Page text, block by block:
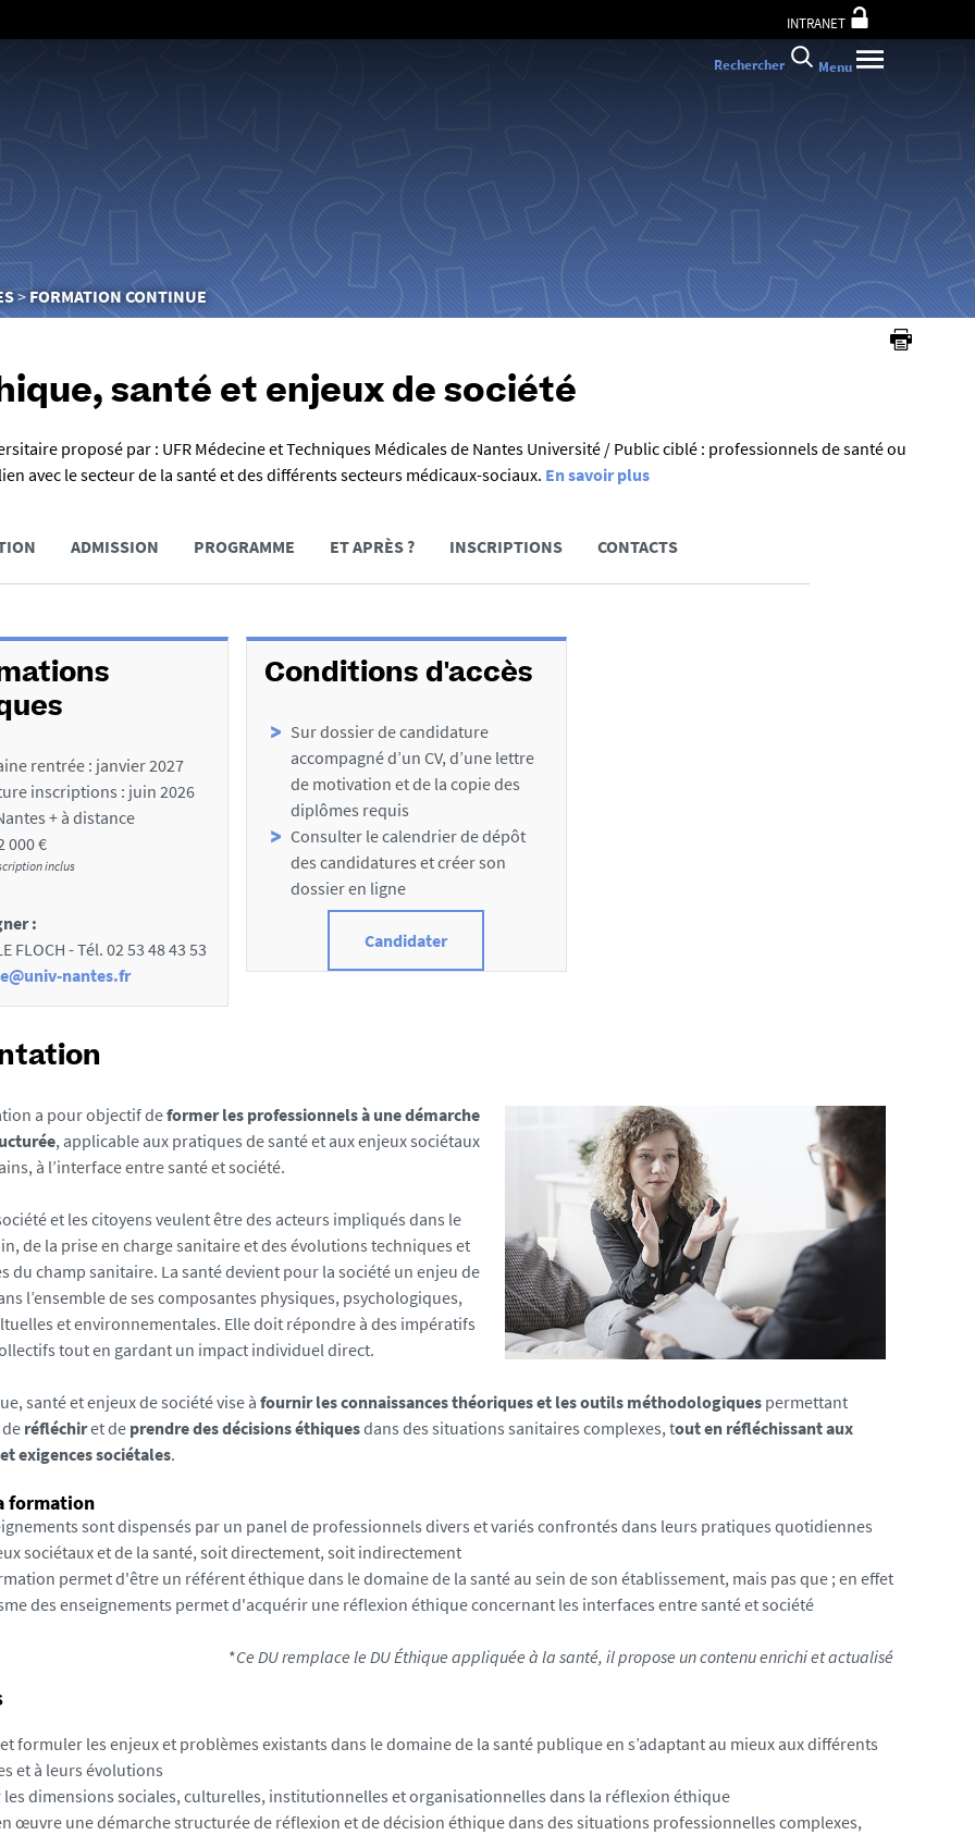
au
INTRANET
FORMATION CONTINUE
Rechercher Menu
santé et enjeux de société
proposé par : UFR Médecine et Techniques Médicales de Nantes Université / Public ciblé : professionnels de santé ou
avec le secteur de la santé et des différents secteurs médicaux-sociaux. En savoir plus
ADMISSION PROGRAMME ET APRÈS ? INSCRIPTIONS CONTACTS
rentrée : janvier 2027
inscriptions : juin 2026
+ à distance
000 €
inclus
:
FLOCH - Tél. 02 53 48 43 53
nantes.fr
Conditions d'accès
Sur dossier de candidature
accompagné d’un CV, d’une lettre
de motivation et de la copie des
diplômes requis
Consulter le calendrier de dépôt
des candidatures et créer son
dossier en ligne
Candidater
a pour objectif deformer les professionnels à une démarche
, applicable aux pratiques de santé et aux enjeux sociétaux
à l’interface entre santé et société.
et les citoyens veulent être des acteurs impliqués dans le
de la prise en charge sanitaire et des évolutions techniques et
du champ sanitaire. La santé devient pour la société un enjeu de
l’ensemble de ses composantes physiques, psychologiques,
et environnementales. Elle doit répondre à des impératifs
tout en gardant un impact individuel direct.
santé et enjeux de société vise à fournir les connaissances théoriques et les outils méthodologiques permettant
réfléchiret de prendre des décisions éthiquesdans des situations sanitaires complexes, tout en réfléchissant aux
exigences sociétales.
formation
sont dispensés par un panel de professionnels divers et variés confrontés dans leurs pratiques quotidiennes
sociétaux et de la santé, soit directement, soit indirectement
permet d'être un référent éthique dans le domaine de la santé au sein de son établissement, mais pas que ; en effet
des enseignements permet d'acquérir une réflexion éthique concernant les interfaces entre santé et société
*Ce DU remplace le DU Éthique appliquée à la santé, il propose un contenu enrichi et actualisé
formuler les enjeux et problèmes existants dans le domaine de la santé publique en s’adaptant au mieux aux différents
et à leurs évolutions
les dimensions sociales, culturelles, institutionnelles et organisationnelles dans la réflexion éthique
œuvre une démarche structurée de réflexion et de décision éthique dans des situations professionnelles complexes,